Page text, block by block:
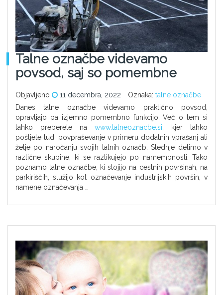
Talne označbe videvamo
povsod, saj so pomembne
Objavljeno 11 decembra, 2022 Oznaka: talne označbe
Danes talne označbe videvamo praktično povsod,
opravljajo pa izjemno pomembno funkcijo. Več o tem si
lahko preberete na www.talneoznacbe.si , kjer lahko
pošljete tudi povpraševanje v primeru dodatnih vprašanj ali
želje po naročanju svojih talnih označb. Slednje delimo v
različne skupine, ki se razlikujejo po namembnosti. Tako
poznamo talne označbe, ki stojijo na cestnih površinah, na
parkiriščih, služijo kot označevanje industrijskih površin, v
namene označevanja …